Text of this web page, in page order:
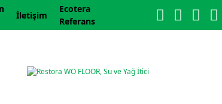
İletişim
Ecotera
Referans